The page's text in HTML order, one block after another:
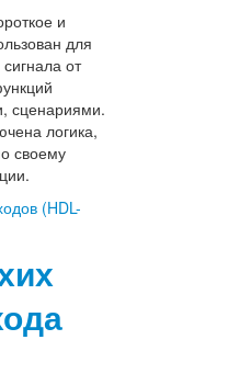
и
для
от
сценариями.
логика,
своему